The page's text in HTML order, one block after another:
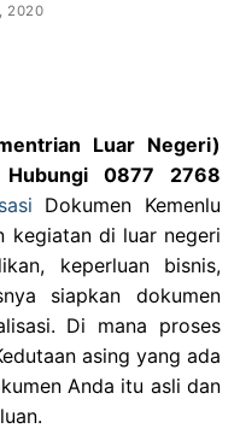
2020
Luar Negeri)
Hubungi 0877 2768
Dokumen Kemenlu
kegiatan di luar negeri
keperluan bisnis,
siapkan dokumen
Di mana proses
asing yang ada
Anda itu asli dan